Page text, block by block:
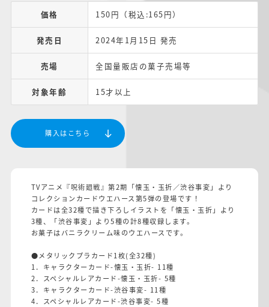
価格 150円（税込:165円）
発売日 2024年1月15日 発売
売場 全国量販店の菓子売場等
対象年齢 15才以上
購入はこちら
TVアニメ『呪術廻戦』第2期「懐玉・玉折／渋谷事変」より
コレクションカードウエハース第5弾の登場です！
カードは全32種で描き下ろしイラストを「懐玉・玉折」より
3種、「渋谷事変」より5種の計8種収録します。
お菓子はバニラクリーム味のウエハースです。
●メタリックプラカード1枚(全32種)
1．キャラクターカード-懐玉・玉折- 11種
2．スペシャルレアカード-懐玉・玉折- 5種
3．キャラクターカード-渋谷事変- 11種
4．スペシャルレアカード-渋谷事変- 5種